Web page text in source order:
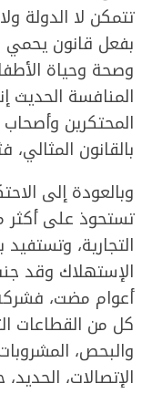
تتمكن لا الدولة
بفعل قانون يحمي
وصحة وحياة
المنافسة الحديث
المحتكرين
بالقانون
وبالعودة إلى
التجارية،
الإستهلاك وقد
أعوام مضت،
كل من القطاعات
والبحص،
الإتصالات،